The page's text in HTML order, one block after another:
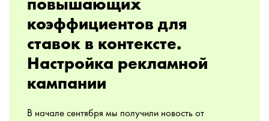
повышающих
коэффициентов для
ставок в контексте.
Настройка рекламной
кампании
В начале сентября мы получили новость от